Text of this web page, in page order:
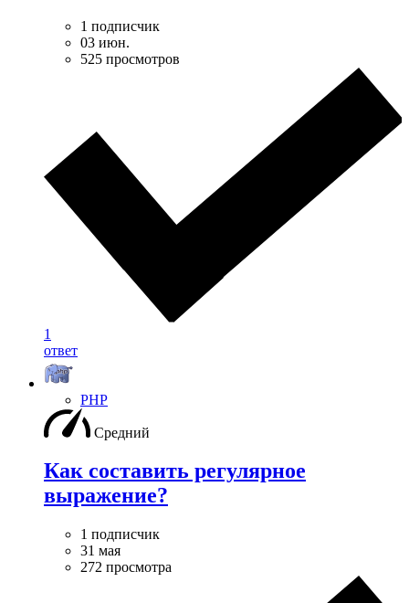
1 подписчик
03 июн.
525 просмотров
1
ответ
PHP
Средний
Как составить регулярное
выражение?
1 подписчик
31 мая
272 просмотра